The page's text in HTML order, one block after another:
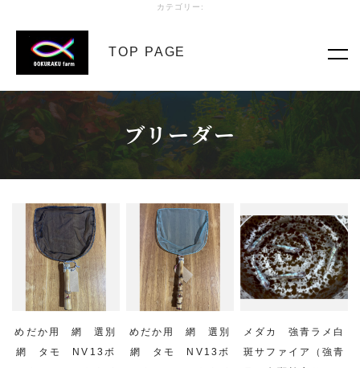
カテゴリー:
TOP PAGE
ブリーダー
めだか用 網 選別
網 タモ NV13ボ
めだか用 網 選別
網 タモ NV13ボ
メダカ 強青ラメ白
斑サファイア（強青